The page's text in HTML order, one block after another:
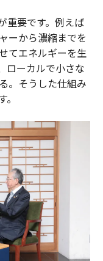
重要です。例えば
ーから濃縮までを
てエネルギーを生
ローカルで小さな
。そうした仕組み